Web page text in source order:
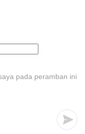
pada peramban ini